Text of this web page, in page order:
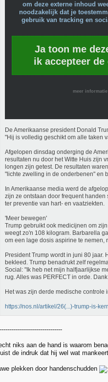
om deze externe inhoud
noodzakelijk dat je
gebruik van tracking en
Ja toon me
ik accepteer de
meer informatie
De Amerikaanse president Donald
"Hij is volledig geschikt om alle taken
Afgelopen dinsdag onderging de
resultaten nu door het Witte Huis zijn
longen zijn getest. De resultaten
"lichte zwelling in de onderbenen" en
In Amerikaanse media werd de
zijn ze ontstaan door frequent
ter preventie van hart- en vaatziekten.
'Meer bewegen'
Trump gebruikt ook medicijnen om
weegt zo'n 108 kilogram. Barbarella
om een lage dosis aspirine te nemen,
President Trump wordt in juni 80
bekleed. Trump benadrukt zelf
Social: "Ik heb net mijn halfjaarlijkse
rug. Alles was PERFECT in orde.
Het was zijn derde medische controle
https://nos.nl/artikel/26(...)-trump-is-
niks aan de hand is waarom
de indruk dat hij wel wat
plekken door handenschudden